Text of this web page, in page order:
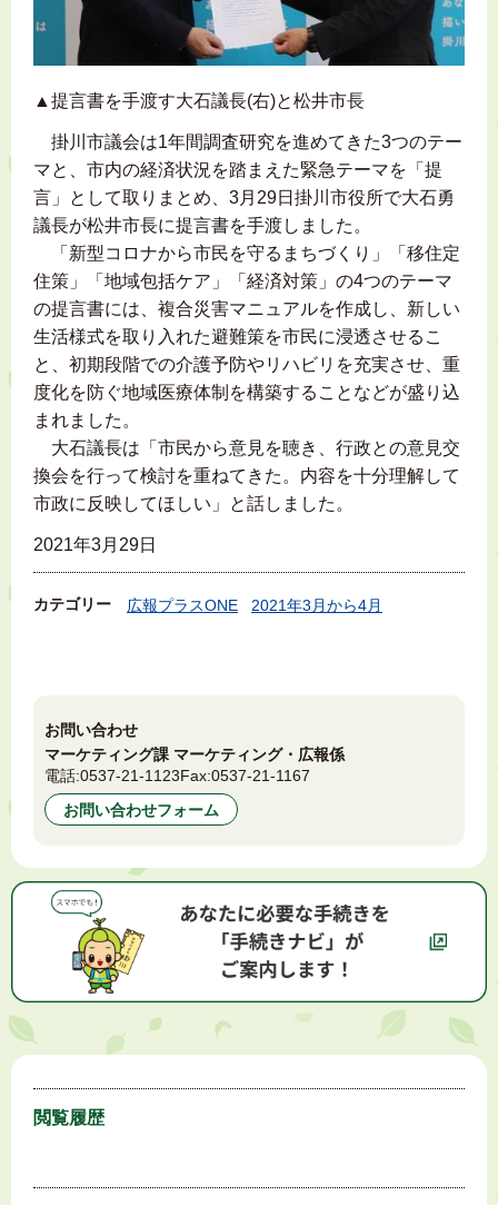
▲提言書を手渡す大石議長(右)と松井市長
掛川市議会は1年間調査研究を進めてきた3つのテー
マと、市内の経済状況を踏まえた緊急テーマを「提
言」として取りまとめ、3月29日掛川市役所で大石勇
議長が松井市長に提言書を手渡しました。
「新型コロナから市民を守るまちづくり」「移住定
住策」「地域包括ケア」「経済対策」の4つのテーマ
の提言書には、複合災害マニュアルを作成し、新しい
生活様式を取り入れた避難策を市民に浸透させるこ
と、初期段階での介護予防やリハビリを充実させ、重
度化を防ぐ地域医療体制を構築することなどが盛り込
まれました。
大石議長は「市民から意見を聴き、行政との意見交
換会を行って検討を重ねてきた。内容を十分理解して
市政に反映してほしい」と話しました。
2021年3月29日
カテゴリー 広報プラスONE 2021年3月から4月
お問い合わせ
マーケティング課 マーケティング・広報係
電話:0537-21-1123Fax:0537-21-1167
お問い合わせフォーム
閲覧履歴